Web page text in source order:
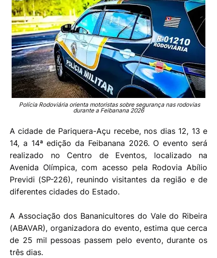
Polícia Rodoviária orienta motoristas sobre segurança nas rodovias
durante a Feibanana 2026
A cidade de Pariquera-Açu recebe, nos dias 12, 13 e
14, a 14ª edição da Feibanana 2026. O evento será
realizado no Centro de Eventos, localizado na
Avenida Olímpica, com acesso pela Rodovia Abílio
Previdi (SP-226), reunindo visitantes da região e de
diferentes cidades do Estado.
A Associação dos Bananicultores do Vale do Ribeira
(ABAVAR), organizadora do evento, estima que cerca
de 25 mil pessoas passem pelo evento, durante os
três dias.